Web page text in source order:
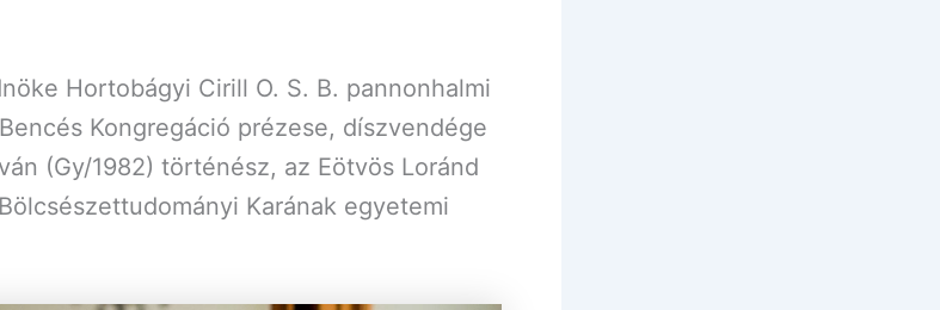
Hortobágyi Cirill O. S. B. pannonhalmi
Kongregáció prézese, díszvendége
(Gy/1982) történész, az Eötvös Loránd
Karának egyetemi